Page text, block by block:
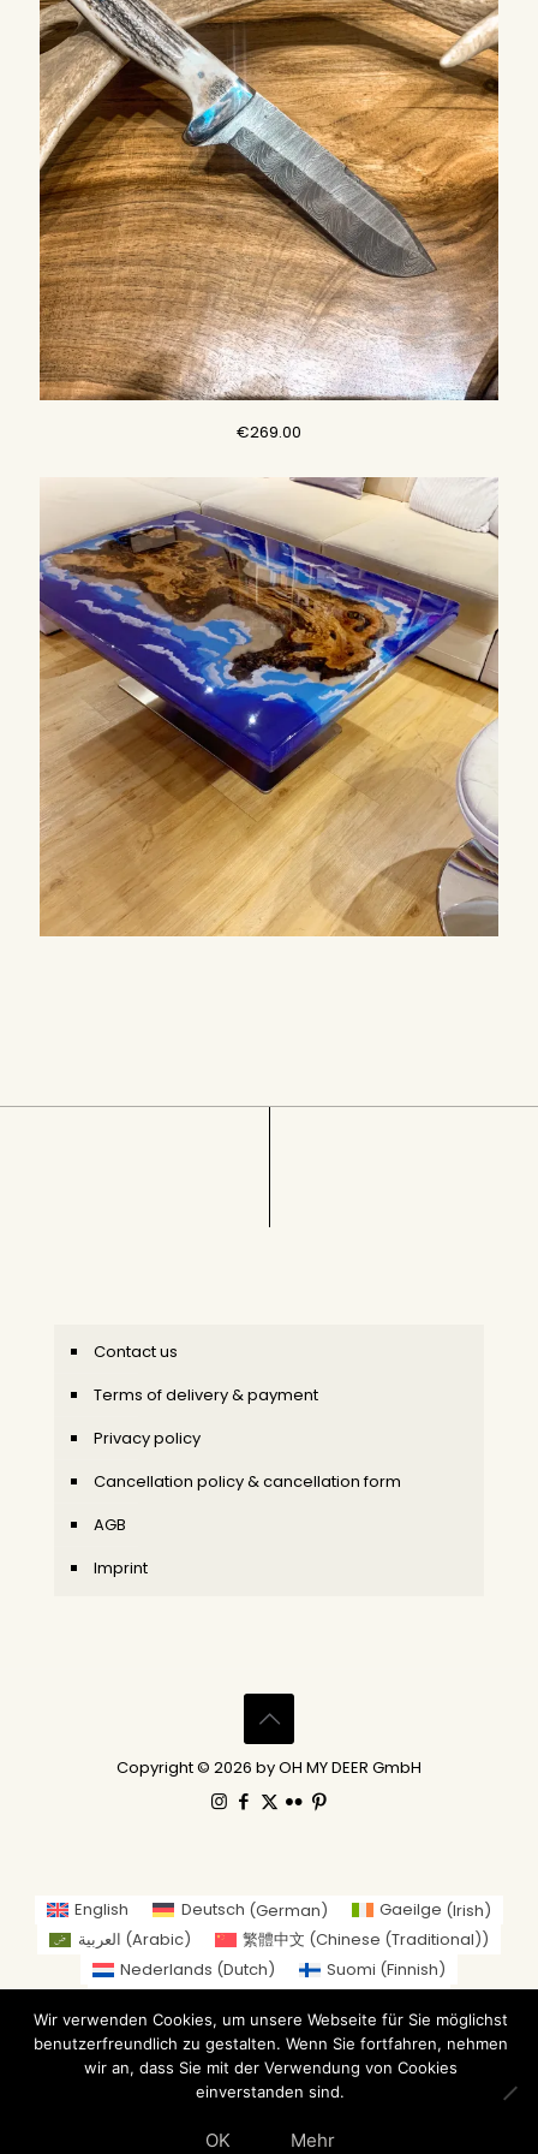
€269.00
Contact us
Terms of delivery & payment
Privacy policy
Cancellation policy & cancellation form
AGB
Imprint
Copyright © 2026 by OH MY DEER GmbH
English Deutsch (German) Gaeilge (Irish)
العربية (Arabic) 繁體中文 (Chinese (Traditional))
Nederlands (Dutch) Suomi (Finnish)
日本語(Japanese)
Norsk bokmål(Norwegian Bokmål)
Russian) Español
Wir verwenden Cookies, um unsere Webseite für Sie möglichst
benutzerfreundlich zu gestalten. Wenn Sie fortfahren, nehmen
wir an, dass Sie mit der Verwendung von Cookies
einverstanden sind.
OK Mehr